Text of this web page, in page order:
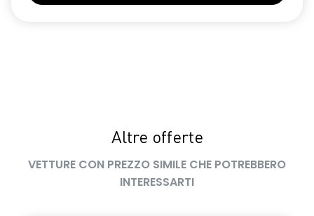
Altre offerte
VETTURE CON PREZZO SIMILE CHE POTREBBERO
INTERESSARTI